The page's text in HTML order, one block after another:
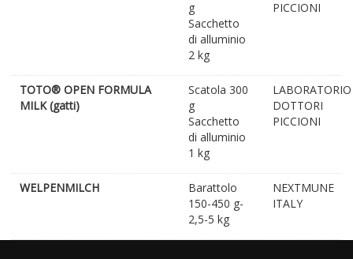
g
Sacchetto
di alluminio
2 kg
PICCIONI
TOTO® OPEN FORMULA
MILK (gatti)
Scatola 300
g
Sacchetto
di alluminio
1 kg
LABORATORIO
DOTTORI
PICCIONI
WELPENMILCH
Barattolo
150-450 g-
2,5-5 kg
NEXTMUNE
ITALY